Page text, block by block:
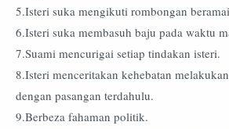
5.Isteri suka mengikuti rombongan
6.Isteri suka membasuh baju pada waktu
7.Suami mencurigai setiap tindakan isteri.
8.Isteri menceritakan kehebatan
dengan pasangan terdahulu.
9.Berbeza fahaman politik.